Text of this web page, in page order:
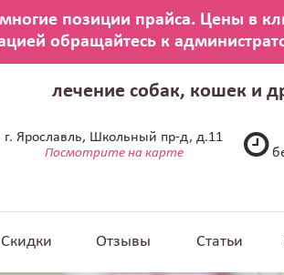
лечение собак, кошек и
г. Ярославль, Школьный пр-д, д.11
Посмотрите на карте
Скидки Отзывы Статьи